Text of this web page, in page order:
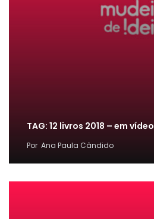
TAG: 12 livros 2018 – em vídeo
Por Ana Paula Cândido